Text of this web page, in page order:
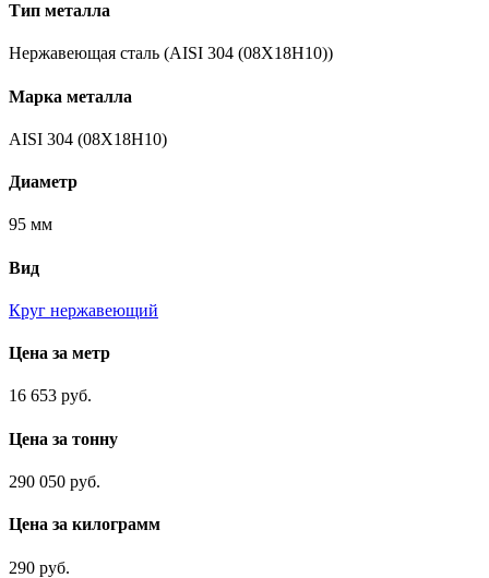
Тип металла
Нержавеющая сталь (AISI 304 (08Х18Н10))
Марка металла
AISI 304 (08Х18Н10)
Диаметр
95 мм
Вид
Круг нержавеющий
Цена за метр
16 653 руб.
Цена за тонну
290 050 руб.
Цена за килограмм
290 руб.